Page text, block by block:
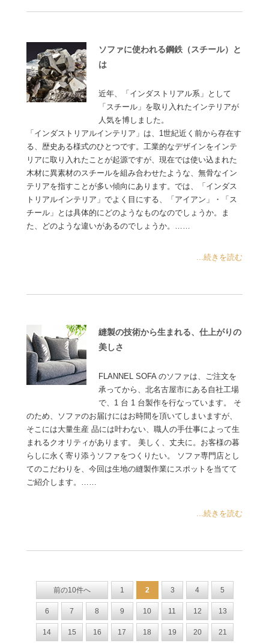
ソファに使われる鋼鉄（スチール）と
は
近年、「インダストリアル系」として
「スチール」を取り入れたインテリアが
人気を博しました。
「インダストリアルインテリア」は、1世紀近く前から存在す
る、歴史ある様式のひとつです。工業的なデザインをインテ
リアに取り入れたことが起源ですが、現在では使い込まれた
木材に異素材のスチールを組み合わせたような、無骨なイン
テリアを指すことが多い傾向にあります。では、「インダス
トリアルインテリア」でよく目にする、「アイアン」・「ス
チール」とは具体的にどのようなものなのでしょうか。ま
た、どのような違いがあるのでしょうか。……
...続きを読む
縫製の技術から生まれる、仕上がりの
美しさ
FLANNEL SOFA のソファは、ご注文を
承ってから、北名古屋市にある自社工場
で、1 台 1 台製作を行なっています。 そ
のため、ソファのお届けにはお時間を頂いてしまいますが、
そこには大量生産 品には叶わない、職人の手仕事によって生
まれるクオリティがあります。 美しく、丈夫に。お客様の暮
らしに永く寄り添うソファをつくりたい。 ソファ専門店とし
てのこだわりを、今回は生地の縫製作業にスポットを当てて
ご紹介します。……
...続きを読む
前の10件へ 1 2 3 4 5
6 7 8 9 10 11 12 13
14 15 16 17 18 19 20 21